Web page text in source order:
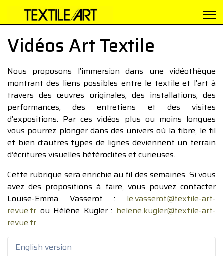
Vidéos Art Textile
Nous proposons l’immersion dans une vidéothèque
montrant des liens possibles entre le textile et l’art à
travers des œuvres originales, des installations, des
performances, des entretiens et des visites
d’expositions. Par ces vidéos plus ou moins longues
vous pourrez plonger dans des univers où la fibre, le fil
et bien d’autres types de lignes deviennent un terrain
d’écritures visuelles hétéroclites et curieuses.
Cette rubrique sera enrichie au fil des semaines. Si vous
avez des propositions à faire, vous pouvez contacter
Louise-Emma Vasserot : le.vasserot@textile-art-
revue.fr ou Hélène Kugler : helene.kugler@textile-art-
revue.fr
English version